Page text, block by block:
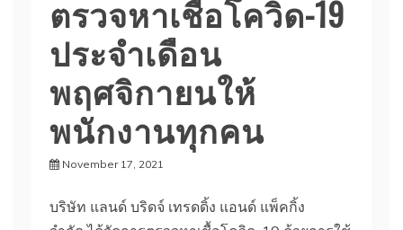
ตรวจหาเชื้อโควิด-19
ประจำเดือน
พฤศจิกายนให้
พนักงานทุกคน
November 17, 2021
บริษัท แลนด์ บริดจ์ เทรดดิ้ง แอนด์ แพ็คกิ้ง